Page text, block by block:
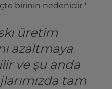
birinin nedenidir."
üretim
azaltmaya
ve şu anda
tam